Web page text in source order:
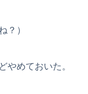
？）
やめておいた。